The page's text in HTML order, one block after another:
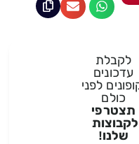
לקבלת
עדכונים
לפני
כולם
תצטרפי
לקבוצות
שלנו!